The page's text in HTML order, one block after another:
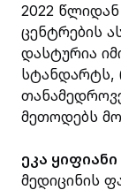
2022
ცენტრების
დასტურია
სტანდარტს,
მეთოდებს
ეკა ყიფიანი
მედიცინის